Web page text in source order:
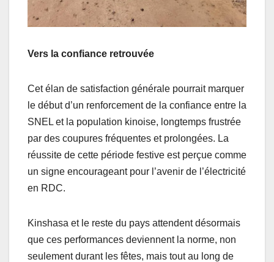
Vers la confiance retrouvée
Cet élan de satisfaction générale pourrait marquer
le début d’un renforcement de la confiance entre la
SNEL et la population kinoise, longtemps frustrée
par des coupures fréquentes et prolongées. La
réussite de cette période festive est perçue comme
un signe encourageant pour l’avenir de l’électricité
en RDC.
Kinshasa et le reste du pays attendent désormais
que ces performances deviennent la norme, non
seulement durant les fêtes, mais tout au long de